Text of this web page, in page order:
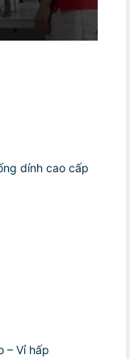
dính cao cấp
– Vỉ hấp